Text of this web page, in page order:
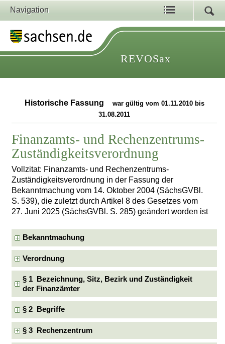
Navigation
REVOSax
Historische Fassung
war gültig vom 01.11.2010 bis
31.08.2011
Finanzamts- und Rechenzentrums-
Zuständigkeitsverordnung
Vollzitat: Finanzamts- und Rechenzentrums-
Zuständigkeitsverordnung in der Fassung der
Bekanntmachung vom 14. Oktober 2004 (SächsGVBl.
S. 539), die zuletzt durch Artikel 8 des Gesetzes vom
27. Juni 2025 (SächsGVBl. S. 285) geändert worden ist
Bekanntmachung
Verordnung
§ 1 Bezeichnung, Sitz, Bezirk und Zuständigkeit
der Finanzämter
§ 2 Begriffe
§ 3 Rechenzentrum